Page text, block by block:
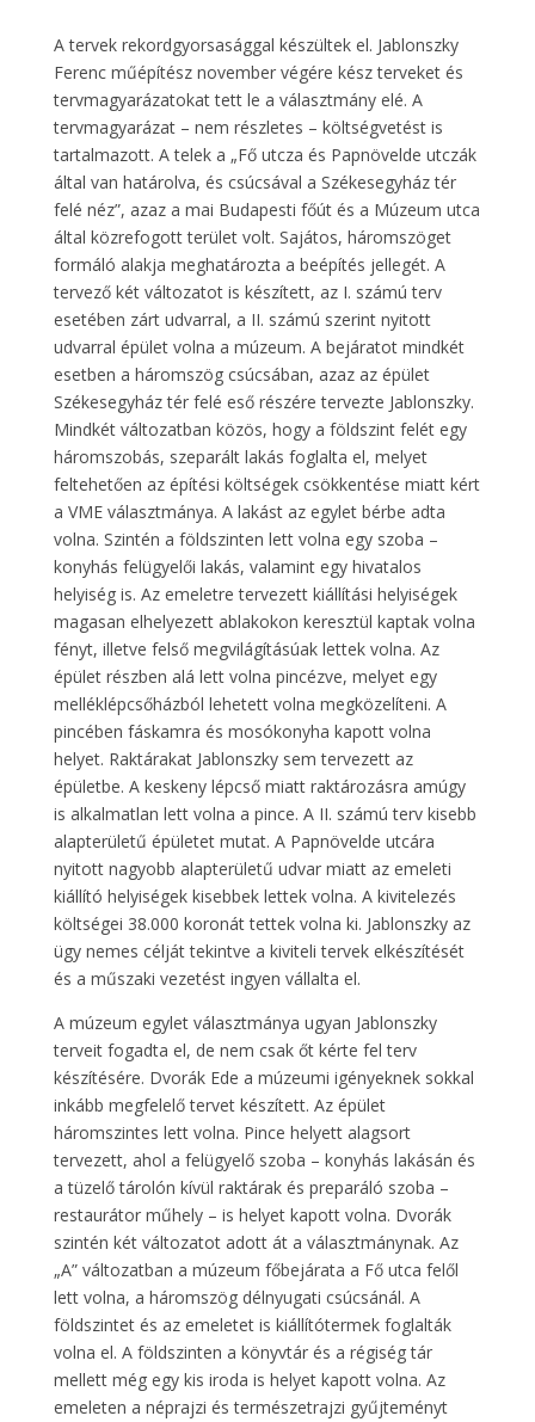
A tervek rekordgyorsasággal készültek el. Jablonszky
Ferenc műépítész november végére kész terveket és
tervmagyarázatokat tett le a választmány elé. A
tervmagyarázat – nem részletes – költségvetést is
tartalmazott. A telek a „Fő utcza és Papnövelde utczák
által van határolva, és csúcsával a Székesegyház tér
felé néz”, azaz a mai Budapesti főút és a Múzeum utca
által közrefogott terület volt. Sajátos, háromszöget
formáló alakja meghatározta a beépítés jellegét. A
tervező két változatot is készített, az I. számú terv
esetében zárt udvarral, a II. számú szerint nyitott
udvarral épület volna a múzeum. A bejáratot mindkét
esetben a háromszög csúcsában, azaz az épület
Székesegyház tér felé eső részére tervezte Jablonszky.
Mindkét változatban közös, hogy a földszint felét egy
háromszobás, szeparált lakás foglalta el, melyet
feltehetően az építési költségek csökkentése miatt kért
a VME választmánya. A lakást az egylet bérbe adta
volna. Szintén a földszinten lett volna egy szoba –
konyhás felügyelői lakás, valamint egy hivatalos
helyiség is. Az emeletre tervezett kiállítási helyiségek
magasan elhelyezett ablakokon keresztül kaptak volna
fényt, illetve felső megvilágításúak lettek volna. Az
épület részben alá lett volna pincézve, melyet egy
melléklépcsőházból lehetett volna megközelíteni. A
pincében fáskamra és mosókonyha kapott volna
helyet. Raktárakat Jablonszky sem tervezett az
épületbe. A keskeny lépcső miatt raktározásra amúgy
is alkalmatlan lett volna a pince. A II. számú terv kisebb
alapterületű épületet mutat. A Papnövelde utcára
nyitott nagyobb alapterületű udvar miatt az emeleti
kiállító helyiségek kisebbek lettek volna. A kivitelezés
költségei 38.000 koronát tettek volna ki. Jablonszky az
ügy nemes célját tekintve a kiviteli tervek elkészítését
és a műszaki vezetést ingyen vállalta el.
A múzeum egylet választmánya ugyan Jablonszky
terveit fogadta el, de nem csak őt kérte fel terv
készítésére. Dvorák Ede a múzeumi igényeknek sokkal
inkább megfelelő tervet készített. Az épület
háromszintes lett volna. Pince helyett alagsort
tervezett, ahol a felügyelő szoba – konyhás lakásán és
a tüzelő tárolón kívül raktárak és preparáló szoba –
restaurátor műhely – is helyet kapott volna. Dvorák
szintén két változatot adott át a választmánynak. Az
„A” változatban a múzeum főbejárata a Fő utca felől
lett volna, a háromszög délnyugati csúcsánál. A
földszintet és az emeletet is kiállítótermek foglalták
volna el. A földszinten a könyvtár és a régiség tár
mellett még egy kis iroda is helyet kapott volna. Az
emeleten a néprajzi és természetrajzi gyűjteményt